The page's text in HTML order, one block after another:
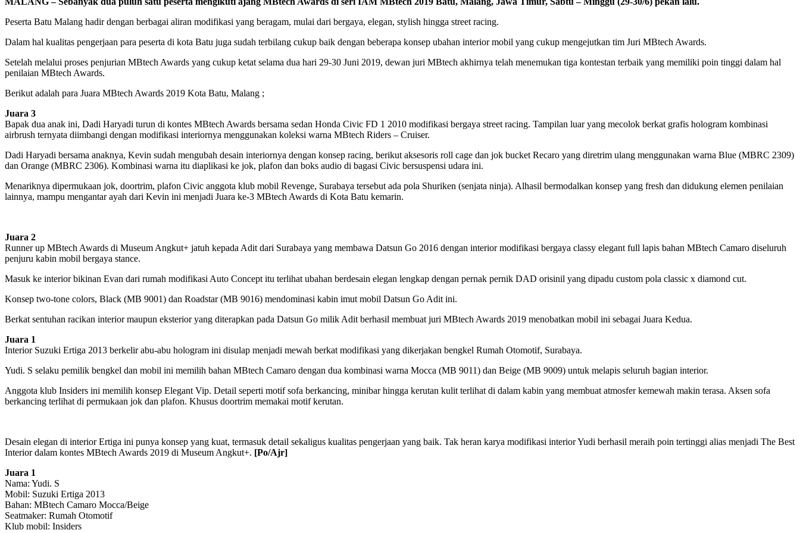
Peserta Batu Malang hadir dengan berbagai aliran modifikasi yang beragam, mulai dari bergaya, elegan, stylish hingga street racing.
Dalam hal kualitas pengerjaan para peserta di kota Batu juga sudah terbilang cukup baik dengan beberapa konsep ubahan interior mobil yang cukup mengejutkan tim Juri MBtech Awards.
Setelah melalui proses penjurian MBtech Awards yang cukup ketat selama dua hari 29-30 Juni 2019, dewan juri MBtech akhirnya telah menemukan tiga kontestan terbaik yang memiliki poin tinggi dalam hal
penilaian MBtech Awards.
Berikut adalah para Juara MBtech Awards 2019 Kota Batu, Malang ;
Juara 3
Bapak dua anak ini, Dadi Haryadi turun di kontes MBtech Awards bersama sedan Honda Civic FD 1 2010 modifikasi bergaya street racing. Tampilan luar yang mecolok berkat grafis hologram kombinasi
airbrush ternyata diimbangi dengan modifikasi interiornya menggunakan koleksi warna MBtech Riders – Cruiser.
Dadi Haryadi bersama anaknya, Kevin sudah mengubah desain interiornya dengan konsep racing, berikut aksesoris roll cage dan jok bucket Recaro yang diretrim ulang menggunakan warna Blue (MBRC 2309)
dan Orange (MBRC 2306). Kombinasi warna itu diaplikasi ke jok, plafon dan boks audio di bagasi Civic bersuspensi udara ini.
Menariknya dipermukaan jok, doortrim, plafon Civic anggota klub mobil Revenge, Surabaya tersebut ada pola Shuriken (senjata ninja). Alhasil bermodalkan konsep yang fresh dan didukung elemen penilaian
lainnya, mampu mengantar ayah dari Kevin ini menjadi Juara ke-3 MBtech Awards di Kota Batu kemarin.
Juara 2
Runner up MBtech Awards di Museum Angkut+ jatuh kepada Adit dari Surabaya yang membawa Datsun Go 2016 dengan interior modifikasi bergaya classy elegant full lapis bahan MBtech Camaro diseluruh
penjuru kabin mobil bergaya stance.
Masuk ke interior bikinan Evan dari rumah modifikasi Auto Concept itu terlihat ubahan berdesain elegan lengkap dengan pernak pernik DAD orisinil yang dipadu custom pola classic x diamond cut.
Konsep two-tone colors, Black (MB 9001) dan Roadstar (MB 9016) mendominasi kabin imut mobil Datsun Go Adit ini.
Berkat sentuhan racikan interior maupun eksterior yang diterapkan pada Datsun Go milik Adit berhasil membuat juri MBtech Awards 2019 menobatkan mobil ini sebagai Juara Kedua.
Juara 1
Interior Suzuki Ertiga 2013 berkelir abu-abu hologram ini disulap menjadi mewah berkat modifikasi yang dikerjakan bengkel Rumah Otomotif, Surabaya.
Yudi. S selaku pemilik bengkel dan mobil ini memilih bahan MBtech Camaro dengan dua kombinasi warna Mocca (MB 9011) dan Beige (MB 9009) untuk melapis seluruh bagian interior.
Anggota klub Insiders ini memilih konsep Elegant Vip. Detail seperti motif sofa berkancing, minibar hingga kerutan kulit terlihat di dalam kabin yang membuat atmosfer kemewah makin terasa. Aksen sofa
berkancing terlihat di permukaan jok dan plafon. Khusus doortrim memakai motif kerutan.
Desain elegan di interior Ertiga ini punya konsep yang kuat, termasuk detail sekaligus kualitas pengerjaan yang baik. Tak heran karya modifikasi interior Yudi berhasil meraih poin tertinggi alias menjadi The Best
Interior dalam kontes MBtech Awards 2019 di Museum Angkut+. [Po/Ajr]
Juara 1
Nama: Yudi. S
Mobil: Suzuki Ertiga 2013
Bahan: MBtech Camaro Mocca/Beige
Seatmaker: Rumah Otomotif
Klub mobil: Insiders